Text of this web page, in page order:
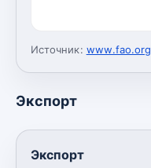
Источник: www.fao.org
Экспорт
Экспорт